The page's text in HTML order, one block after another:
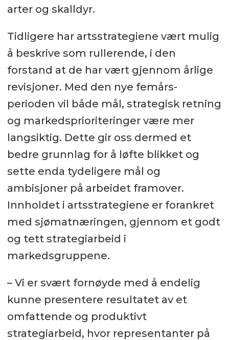
arter og skalldyr.
Tidligere har artsstrategiene vært mulig
å beskrive som rullerende, i den
forstand at de har vært gjennom årlige
revisjoner. Med den nye femårs-
perioden vil både mål, strategisk retning
og markedsprioriteringer være mer
langsiktig. Dette gir oss dermed et
bedre grunnlag for å løfte blikket og
sette enda tydeligere mål og
ambisjoner på arbeidet framover.
Innholdet i artsstrategiene er forankret
med sjømatnæringen, gjennom et godt
og tett strategiarbeid i
markedsgruppene.
– Vi er svært fornøyde med å endelig
kunne presentere resultatet av et
omfattende og produktivt
strategiarbeid, hvor representanter på